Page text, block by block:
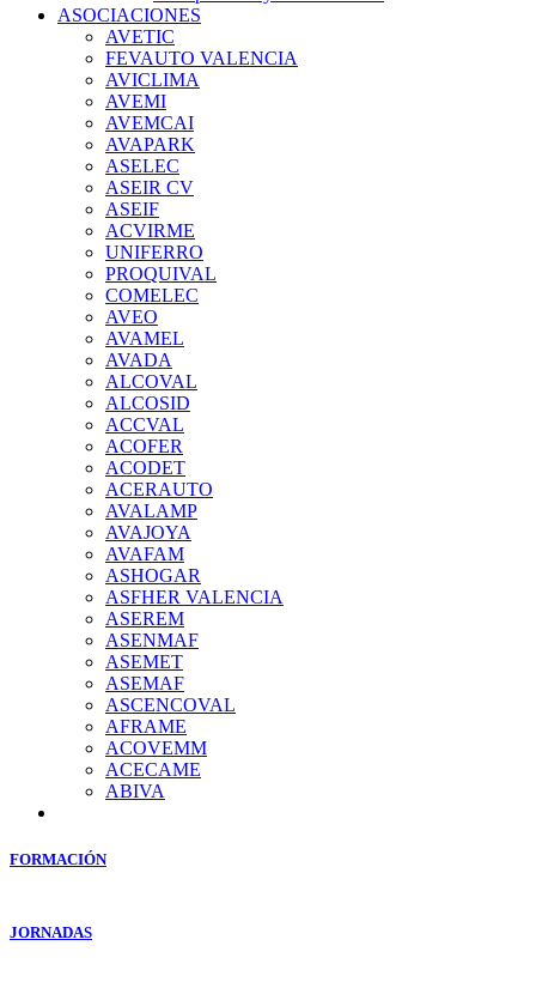
ASOCIACIONES
AVETIC
FEVAUTO VALENCIA
AVICLIMA
AVEMI
AVEMCAI
AVAPARK
ASELEC
ASEIR CV
ASEIF
ACVIRME
UNIFERRO
PROQUIVAL
COMELEC
AVEO
AVAMEL
AVADA
ALCOVAL
ALCOSID
ACCVAL
ACOFER
ACODET
ACERAUTO
AVALAMP
AVAJOYA
AVAFAM
ASHOGAR
ASFHER VALENCIA
ASEREM
ASENMAF
ASEMET
ASEMAF
ASCENCOVAL
AFRAME
ACOVEMM
ACECAME
ABIVA
FORMACIÓN
JORNADAS